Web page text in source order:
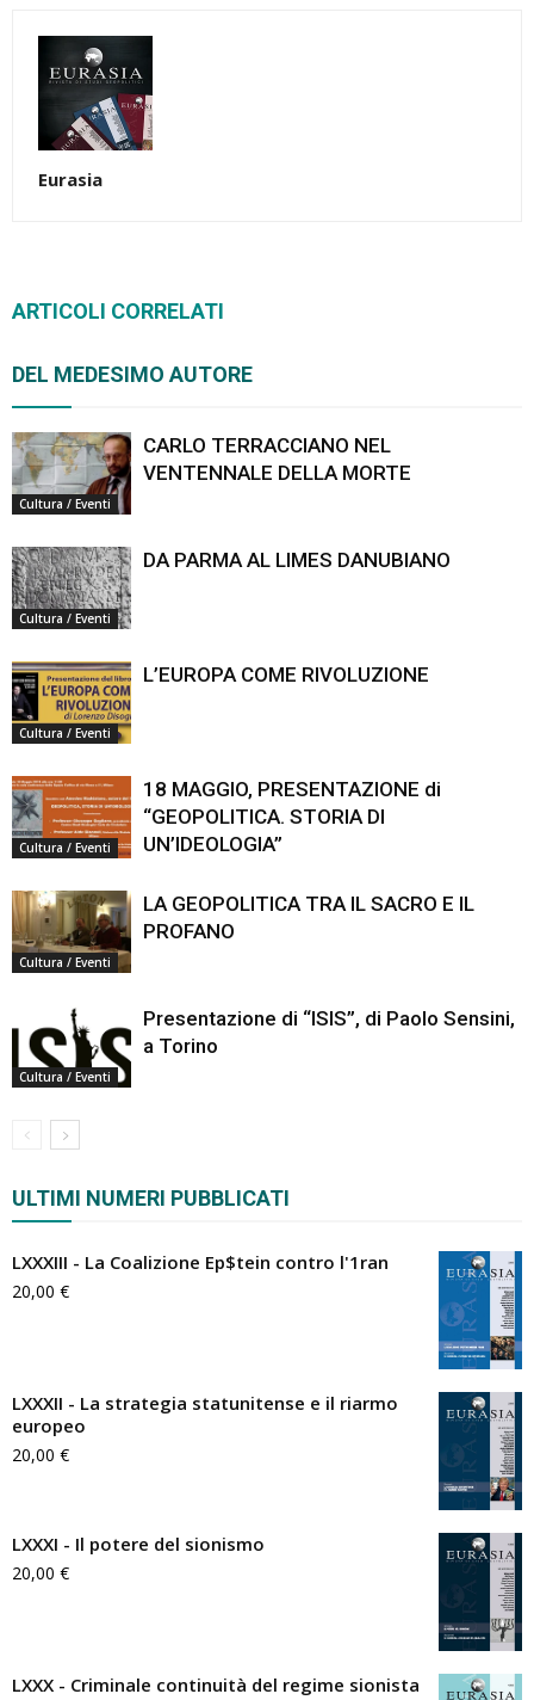
Eurasia
ARTICOLI CORRELATI
DEL MEDESIMO AUTORE
Cultura / Eventi
CARLO TERRACCIANO NEL
VENTENNALE DELLA MORTE
Cultura / Eventi
DA PARMA AL LIMES DANUBIANO
Cultura / Eventi
L’EUROPA COME RIVOLUZIONE
Cultura / Eventi
18 MAGGIO, PRESENTAZIONE di
“GEOPOLITICA. STORIA DI
UN’IDEOLOGIA”
Cultura / Eventi
LA GEOPOLITICA TRA IL SACRO E IL
PROFANO
Cultura / Eventi
Presentazione di “ISIS”, di Paolo Sensini,
a Torino
ULTIMI NUMERI PUBBLICATI
LXXXIII - La Coalizione Ep$tein contro l'1ran
20,00 €
LXXXII - La strategia statunitense e il riarmo
europeo
20,00 €
LXXXI - Il potere del sionismo
20,00 €
LXXX - Criminale continuità del regime sionista